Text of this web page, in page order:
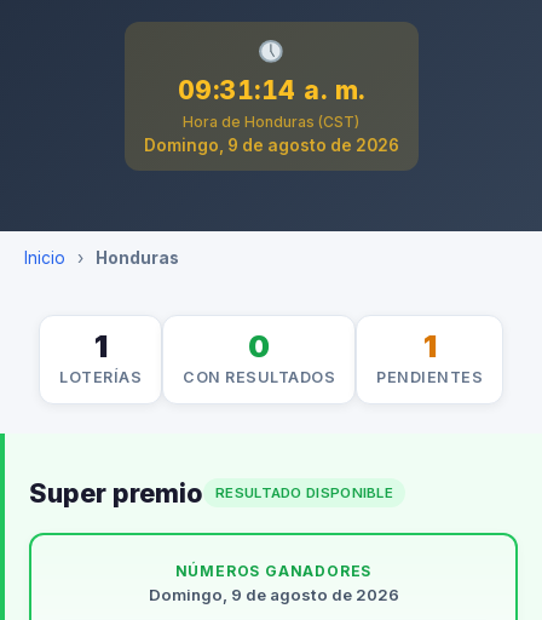
09:31:15 a. m.
Hora de Honduras (CST)
Domingo, 9 de agosto de 2026
Inicio › Honduras
1
LOTERÍAS
0
CON RESULTADOS
1
PENDIENTES
Super premio RESULTADO DISPONIBLE
NÚMEROS GANADORES
Domingo, 9 de agosto de 2026